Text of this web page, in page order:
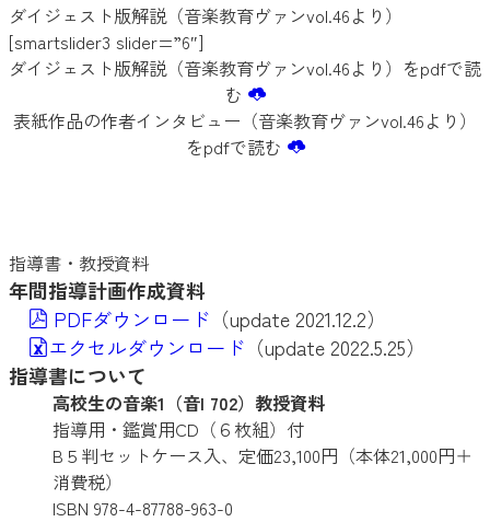
ダイジェスト版解説（音楽教育ヴァンvol.46より）
[smartslider3 slider=”6″]
ダイジェスト版解説（音楽教育ヴァンvol.46より）をpdfで読
む
表紙作品の作者インタビュー（音楽教育ヴァンvol.46より）
をpdfで読む
指導書・教授資料
年間指導計画作成資料
PDFダウンロード （update 2021.12.2）
エクセルダウンロード （update 2022.5.25）
指導書について
高校生の音楽1（音I 702）教授資料
指導用・鑑賞用CD（６枚組）付
B５判セットケース入、定価23,100円（本体21,000円＋
消費税）
ISBN 978-4-87788-963-0